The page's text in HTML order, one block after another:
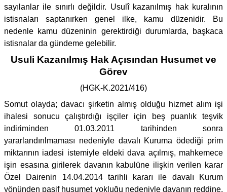
sayılanlar ile sınırlı değildir. Usulî kazanılmış hak kuralının
istisnaları saptanırken genel ilke, kamu düzenidir. Bu
nedenle kamu düzeninin gerektirdiği durumlarda, başkaca
istisnalar da gündeme gelebilir.
Usuli Kazanılmış Hak Açısından Husumet ve
Görev
(HGK-K.2021/416)
Somut olayda; davacı şirketin almış olduğu hizmet alım işi
ihalesi sonucu çalıştırdığı işçiler için beş puanlık teşvik
indiriminden 01.03.2011 tarihinden sonra
yararlandırılmaması nedeniyle davalı Kuruma ödediği prim
miktarının iadesi istemiyle eldeki dava açılmış, mahkemece
işin esasına girilerek davanın kabulüne ilişkin verilen karar
Özel Dairenin 14.04.2014 tarihli kararı ile davalı Kurum
yönünden pasif husumet yokluğu nedeniyle davanın reddine,